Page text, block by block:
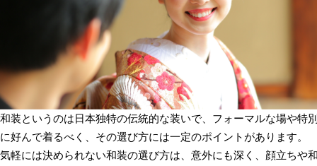
和装というのは日本独特の伝統的な装いで、フォーマルな場や特
に好んで着るべく、その選び方には一定のポイントがあります。
気軽には決められない和装の選び方は、意外にも深く、顔立ちや